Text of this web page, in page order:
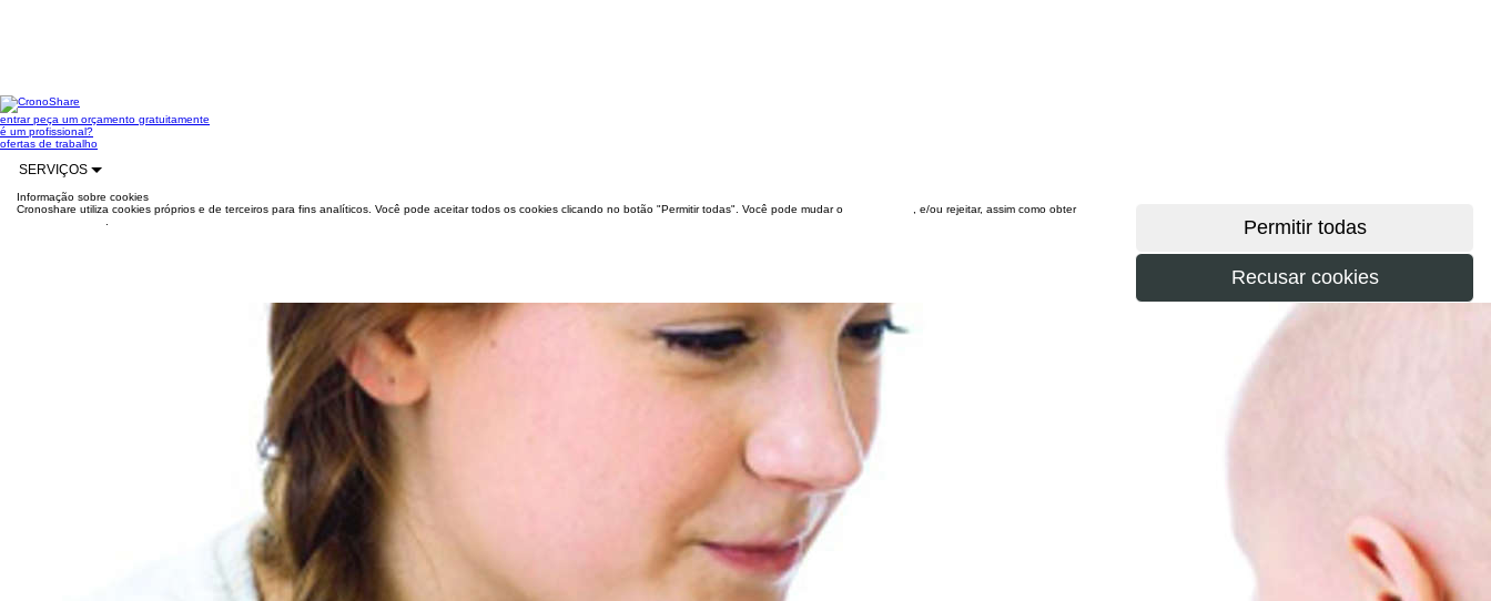
entrarpeça um orçamento gratuitamente
é um profissional?
ofertas de trabalho
SERVIÇOS
Informação sobre cookies
Cronoshare utiliza cookies próprios e de terceiros para fins analíticos. Você pode aceitar todos os cookies clicando no botão "Permitir todas". Você pode mudar o
, e/ou rejeitar, assim como obter